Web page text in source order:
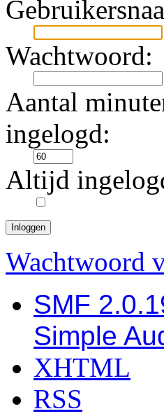
Wachtwoord:
Aantal
ingelogd:
Altijd
Wachtwoord
SMF
Simple
XHTML
RSS